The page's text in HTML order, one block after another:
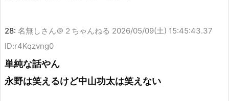
28: 名無しさん＠２ちゃんねる 2026/05/09(土) 15:45:43.37
ID:r4Kqzvng0
単純な話やん
永野は笑えるけど中山功太は笑えない